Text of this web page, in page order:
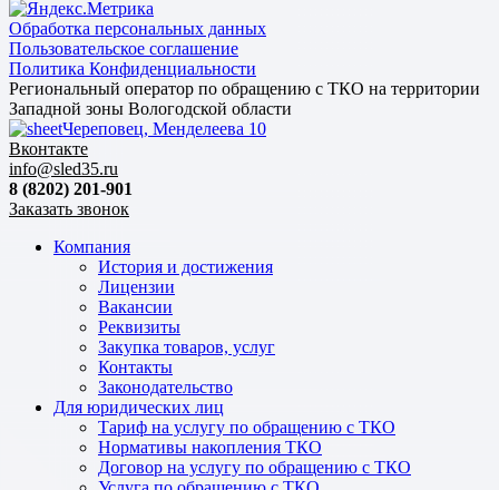
Обработка персональных данных
Пользовательское соглашение
Политика Конфиденциальности
Региональный оператор по обращению с ТКО на территории
Западной зоны Вологодской области
Череповец, Менделеева 10
Вконтакте
info@sled35.ru
8 (8202) 201-901
Заказать звонок
Компания
История и достижения
Лицензии
Вакансии
Реквизиты
Закупка товаров, услуг
Контакты
Законодательство
Для юридических лиц
Тариф на услугу по обращению с ТКО
Нормативы накопления ТКО
Договор на услугу по обращению с ТКО